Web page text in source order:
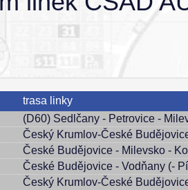
trasa linky
(D60) Sedlčany - Petrovice -
Český Krumlov-České
České Budějovice - Milevsko -
České Budějovice - Vodňany (-
Český Krumlov-České